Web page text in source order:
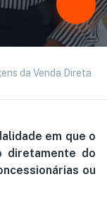
da Venda Direta
em que o
diretamente do
ou